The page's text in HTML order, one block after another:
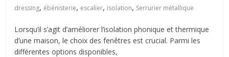
dressing, ébénisterie, escalier, isolation, Serrurier métallique
Lorsqu’il s’agit d’améliorer l’isolation phonique et thermique
d’une maison, le choix des fenêtres est crucial. Parmi les
différentes options disponibles,